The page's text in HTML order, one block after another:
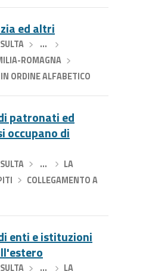
ed altri
› …
ROMAGNA›
ORDINE ALFABETICO
patronati ed
occupano di
› …
LA
COLLEGAMENTO A
enti e istituzioni
› …
LA